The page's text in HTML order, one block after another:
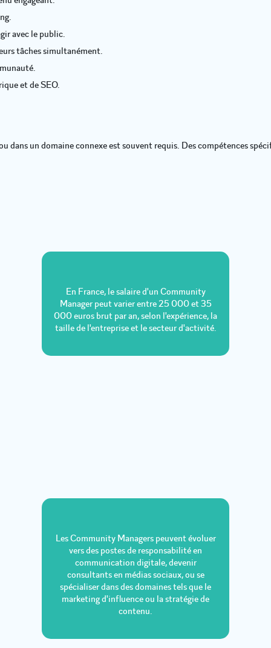
avec le public.
tâches simultanément.
et de SEO.
un domaine connexe est souvent requis. Des compétences
En France, le salaire d'un Community
Manager peut varier entre 25 000 et 35
000 euros brut par an, selon l'expérience, la
taille de l'entreprise et le secteur d'activité.
Les Community Managers peuvent évoluer
vers des postes de responsabilité en
communication digitale, devenir
consultants en médias sociaux, ou se
spécialiser dans des domaines tels que le
marketing d'influence ou la stratégie de
contenu.